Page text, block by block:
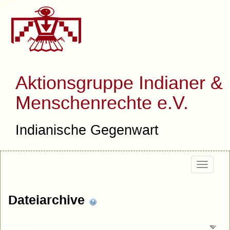
Aktionsgruppe Indianer &
Menschenrechte e.V.
Indianische Gegenwart
Dateiarchive